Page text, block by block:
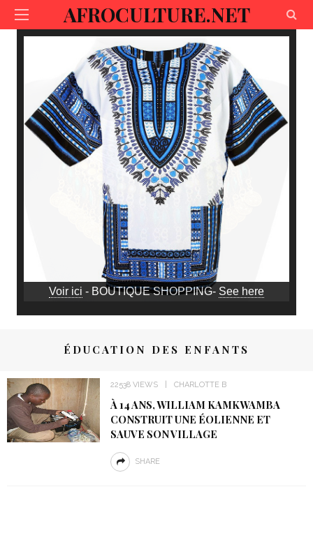
AFROCULTURE.NET
Voir ici - BOUTIQUE SHOPPING- See here
ÉDUCATION DES ENFANTS
22538 VIEWS CHARLOTTE B
À 14 ANS, WILLIAM KAMKWAMBA
CONSTRUIT UNE ÉOLIENNE ET
SAUVE SON VILLAGE
SHARE